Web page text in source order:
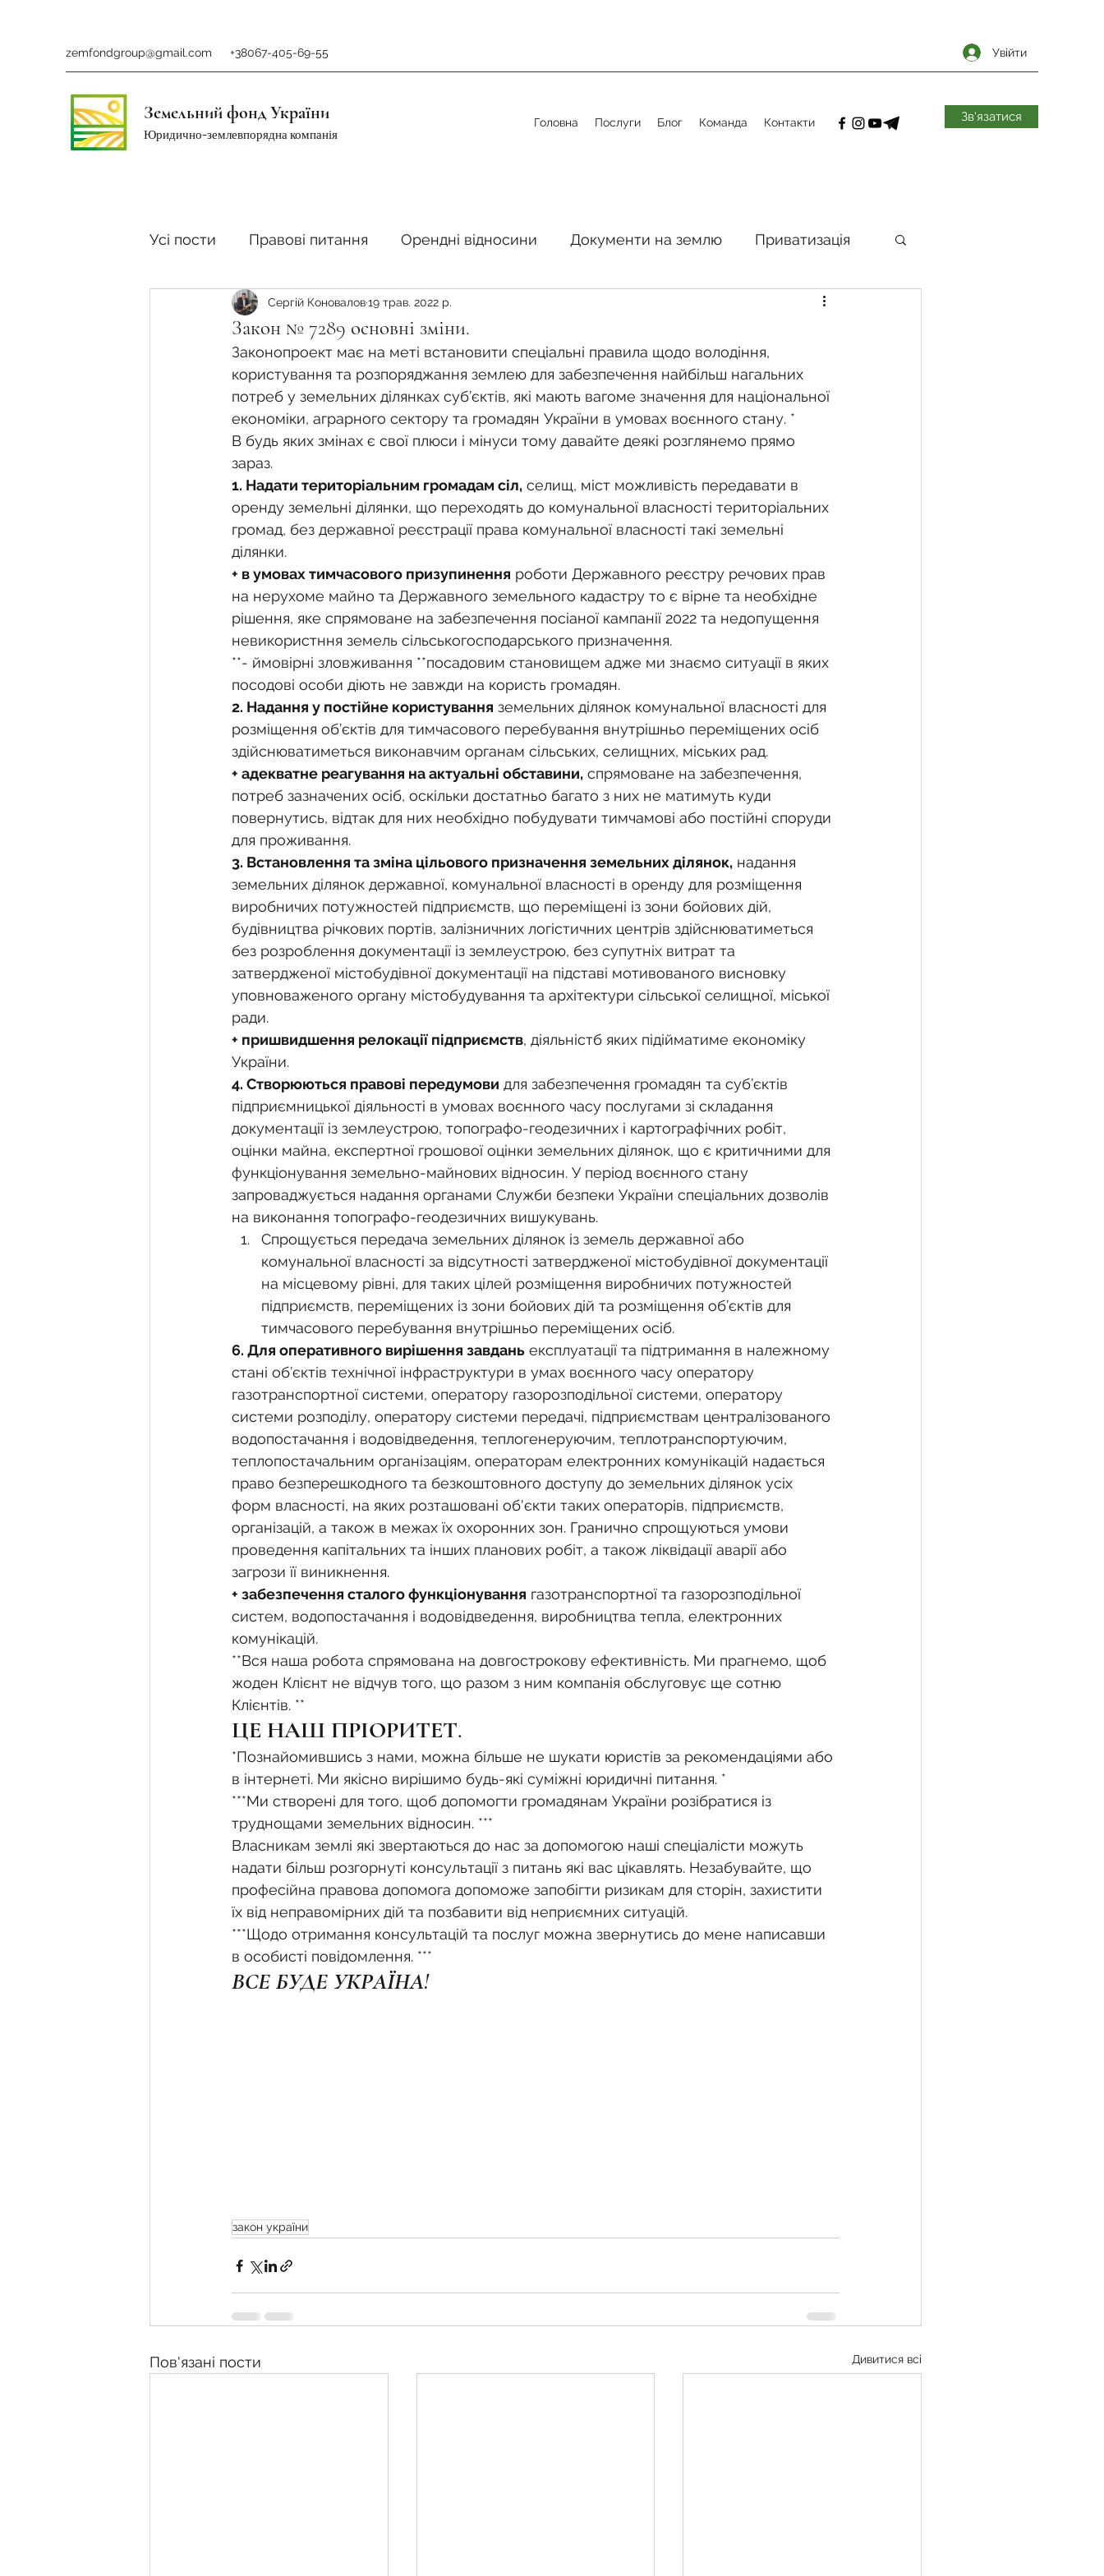
zemfondgroup@gmail.com +38067-405-69-55 Увійти
Земельний фонд України
Юридично-землевпорядна компанія
Головна Послуги Блог Команда Контакти Зв'язатися
Усі пости Правові питання Орендні відносини Документи на землю Приватизація
Ринок землі Податки стосовно земельної сфери Органи місцевого самоврядування
Фермерське господарство Спадкування земельної ділянки
Новини земельного законодавства Земельні питання Військова служба
Нормативно-грошова оцінка Суд Будівництво Встановлення меж земельної ділянки
Сервітут Державна реєстрація земельних прав Юридичні питання у воєнний час
Загальні правові питання
Закон № 7289 основні зміни.
Сергій Коновалов19 трав. 2022 р.
Законопроект має на меті встановити спеціальні правила щодо володіння,
користування та розпоряджання землею для забезпечення найбільш нагальних
потреб у земельних ділянках суб’єктів, які мають вагоме значення для національної
економіки, аграрного сектору та громадян України в умовах воєнного стану. *
В будь яких змінах є свої плюси і мінуси тому давайте деякі розглянемо прямо
зараз.
1. Надати територіальним громадам сіл, селищ, міст можливість передавати в
оренду земельні ділянки, що переходять до комунальної власності територіальних
громад, без державної реєстрації права комунальної власності такі земельні
ділянки.
+ в умовах тимчасового призупинення роботи Державного реєстру речових прав
на нерухоме майно та Державного земельного кадастру то є вірне та необхідне
рішення, яке спрямоване на забезпечення посіаної кампанії 2022 та недопущення
невикористння земель сільськогосподарського призначення.
**- ймовірні зловживання **посадовим становищем адже ми знаємо ситуації в яких
посодові особи діють не завжди на користь громадян.
2. Надання у постійне користування земельних ділянок комунальної власності для
розміщення об’єктів для тимчасового перебування внутрішньо переміщених осіб
здійснюватиметься виконавчим органам сільських, селищних, міських рад.
+ адекватне реагування на актуальні обставини, спрямоване на забезпечення,
потреб зазначених осіб, оскільки достатньо багато з них не матимуть куди
повернутись, відтак для них необхідно побудувати тимчамові або постійні споруди
для проживання.
3. Встановлення та зміна цільового призначення земельних ділянок, надання
земельних ділянок державної, комунальної власності в оренду для розміщення
виробничих потужностей підприємств, що переміщені із зони бойових дій,
будівництва річкових портів, залізничних логістичних центрів здійснюватиметься
без розроблення документації із землеустрою, без супутніх витрат та
затвердженої містобудівної документації на підставі мотивованого висновку
уповноваженого органу містобудування та архітектури сільської селищної, міської
ради.
+ пришвидшення релокації підприємств, діяльністб яких підійматиме економіку
України.
4. Створюються правові передумови для забезпечення громадян та суб’єктів
підприємницької діяльності в умовах воєнного часу послугами зі складання
документації із землеустрою, топографо-геодезичних і картографічних робіт,
оцінки майна, експертної грошової оцінки земельних ділянок, що є критичними для
функціонування земельно-майнових відносин. У період воєнного стану
запроваджується надання органами Служби безпеки України спеціальних дозволів
на виконання топографо-геодезичних вишукувань.
Спрощується передача земельних ділянок із земель державної або
комунальної власності за відсутності затвердженої містобудівної документації
на місцевому рівні, для таких цілей розміщення виробничих потужностей
підприємств, переміщених із зони бойових дій та розміщення об’єктів для
тимчасового перебування внутрішньо переміщених осіб.
6. Для оперативного вирішення завдань експлуатації та підтримання в належному
стані об’єктів технічної інфраструктури в умах воєнного часу оператору
газотранспортної системи, оператору газорозподільної системи, оператору
системи розподілу, оператору системи передачі, підприємствам централізованого
водопостачання і водовідведення, теплогенеруючим, теплотранспортуючим,
теплопостачальним організаціям, операторам електронних комунікацій надається
право безперешкодного та безкоштовного доступу до земельних ділянок усіх
форм власності, на яких розташовані об'єкти таких операторів, підприємств,
організацій, а також в межах їх охоронних зон. Гранично спрощуються умови
проведення капітальних та інших планових робіт, а також ліквідації аварії або
загрози її виникнення.
+ забезпечення сталого функціонування газотранспортної та газорозподільної
систем, водопостачання і водовідведення, виробництва тепла, електронних
комунікацій.
**Вся наша робота спрямована на довгострокову ефективність. Ми прагнемо, щоб
жоден Клієнт не відчув того, що разом з ним компанія обслуговує ще сотню
Клієнтів. **
ЦЕ НАШ ПРІОРИТЕТ.
*Познайомившись з нами, можна більше не шукати юристів за рекомендаціями або
в інтернеті. Ми якісно вирішимо будь-які суміжні юридичні питання. *
***Ми створені для того, щоб допомогти громадянам України розібратися із
труднощами земельних відносин. ***
Власникам землі які звертаються до нас за допомогою наші спеціалісти можуть
надати більш розгорнуті консультації з питань які вас цікавлять. Незабувайте, що
професійна правова допомога допоможе запобігти ризикам для сторін, захистити
їх від неправомірних дій та позбавити від неприємних ситуацій.
***Щодо отримання консультацій та послуг можна звернутись до мене написавши
в особисті повідомлення. ***
ВСЕ БУДЕ УКРАЇНА!
закон україни
Пов'язані пости Дивитися всі